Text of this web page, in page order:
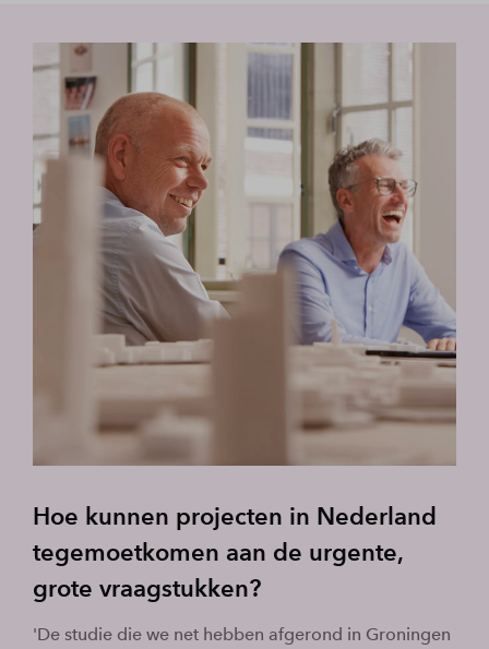
Hoe kunnen projecten in Nederland
tegemoetkomen aan de urgente,
grote vraagstukken?
'De studie die we net hebben afgerond in Groningen